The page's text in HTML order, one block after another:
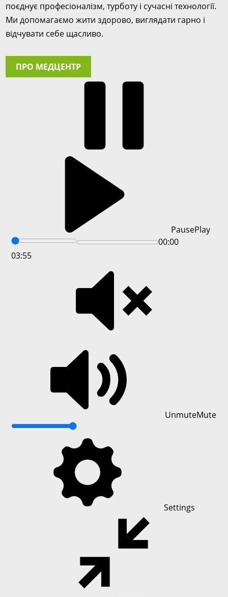
поєднує професіоналізм, турботу і сучасні технології.
Ми допомагаємо жити здорово, виглядати гарно і
відчувати себе щасливо.
ПРО МЕДЦЕНТР
PausePlay
00:00
03:55
UnmuteMute
Settings